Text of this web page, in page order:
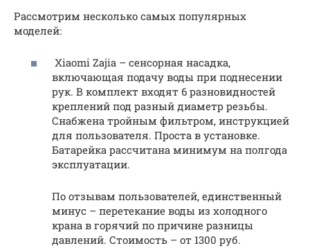
Рассмотрим несколько самых популярных
моделей:
Xiaomi Zajia – сенсорная насадка,
включающая подачу воды при поднесении
рук. В комплект входят 6 разновидностей
креплений под разный диаметр резьбы.
Снабжена тройным фильтром, инструкцией
для пользователя. Проста в установке.
Батарейка рассчитана минимум на полгода
эксплуатации.
По отзывам пользователей, единственный
минус – перетекание воды из холодного
крана в горячий по причине разницы
давлений. Стоимость – от 1300 руб.